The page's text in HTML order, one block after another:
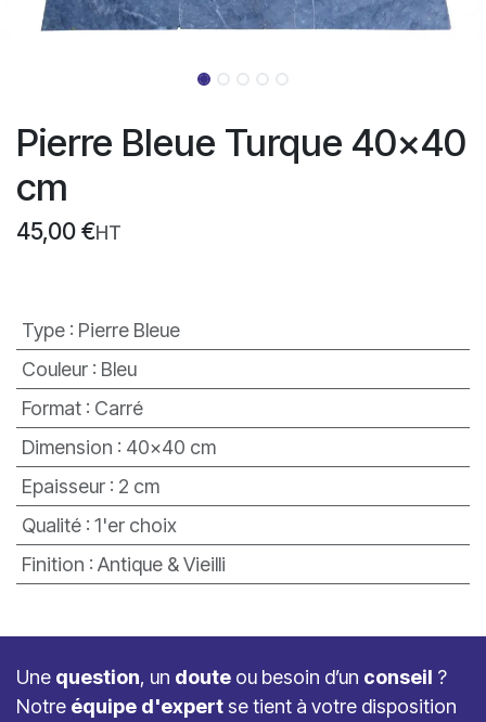
Pierre Bleue Turque 40x40
cm
45,00 €HT
Type: Pierre Bleue
Couleur: Bleu
Format: Carré
Dimension : 40x40 cm
Epaisseur: 2 cm
Qualité: 1'er choix
Finition : Antique & Vieilli
Une question, un doute ou besoin d’un conseil ?
Notre équipe d'expert se tient à votre disposition